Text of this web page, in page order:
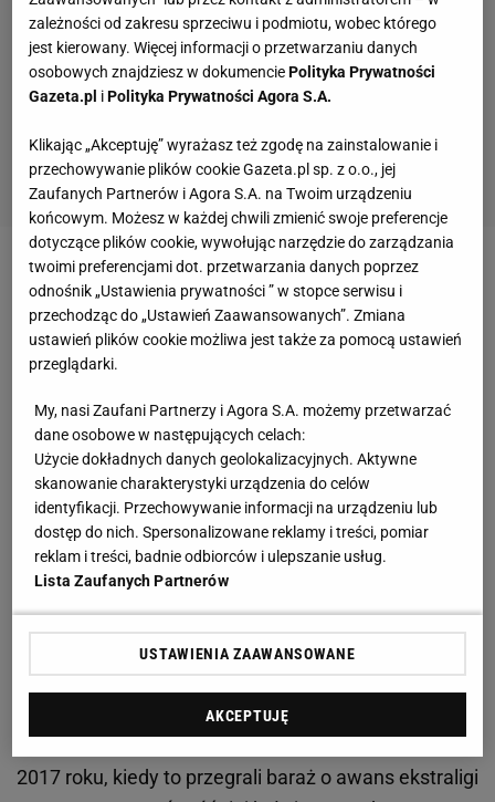
Zobacz wideoCo dalej z Lewandowskim? "To brzmi
jak kiepski żart"
Dramatyczna sytuacja zasłużonego klubu. Spadek z
hukiem albo cud?
Ostatni raz Wybrzeże w ekstralidze jeździło w 2014
roku, a po sezonie straciło licencję i w kolejnym roku
rozpoczęło zmagania w II lidze. W najniższej klasie
rozgrywkowej spędziło zaledwie rok i dostało się do I
ligi. Na początku przewidywano szybki powrót na
szczyt ligowego ścigania. Tak się jednak nie stało i
już od 2016 gdańszczanie ścigają się w I lidze
(obecnie Metalkas 2. Ekstraliga).
2017 roku, kiedy to przegrali baraż o awans ekstraligi
zależności od zakresu sprzeciwu i podmiotu, wobec którego
jest kierowany. Więcej informacji o przetwarzaniu danych
osobowych znajdziesz w dokumenciePolityka Prywatności
Gazeta.pl iPolityka Prywatności Agora S.A.
Klikając „Akceptuję” wyrażasz też zgodę na zainstalowanie i
przechowywanie plików cookie Gazeta.pl sp. z o.o., jej
Zaufanych Partnerów i Agora S.A. na Twoim urządzeniu
końcowym. Możesz w każdej chwili zmienić swoje preferencje
dotyczące plików cookie, wywołując narzędzie do zarządzania
twoimi preferencjami dot. przetwarzania danych poprzez
odnośnik „Ustawienia prywatności ” w stopce serwisu i
przechodząc do „Ustawień Zaawansowanych”. Zmiana
ustawień plików cookie możliwa jest także za pomocą ustawień
przeglądarki.
My, nasi Zaufani Partnerzy i Agora S.A. możemy przetwarzać
dane osobowe w następujących celach:
Użycie dokładnych danych geolokalizacyjnych. Aktywne
skanowanie charakterystyki urządzenia do celów
identyfikacji. Przechowywanie informacji na urządzeniu lub
dostęp do nich. Spersonalizowane reklamy i treści, pomiar
reklam i treści, badnie odbiorców i ulepszanie usług.
Lista Zaufanych Partnerów
USTAWIENIA ZAAWANSOWANE
AKCEPTUJĘ